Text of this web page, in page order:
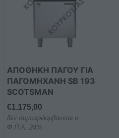
ΑΠΟΘΉΚΗ ΠΆΓΟΥ ΓΙΑ
ΠΑΓΟΜΗΧΑΝΉ SB 193
SCOTSMAN
€1.175,00
δεν συμπεριλαμβάνεται ο
Φ.Π.Α. 24%